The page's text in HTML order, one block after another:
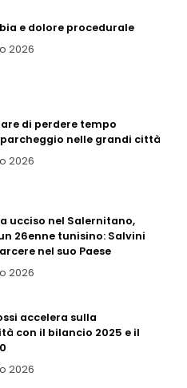
e dolore procedurale
2026
di perdere tempo
nelle grandi città
2026
ucciso nel Salernitano,
26enne tunisino: Salvini
nel suo Paese
2026
accelera sulla
con il bilancio 2025 e il
2026